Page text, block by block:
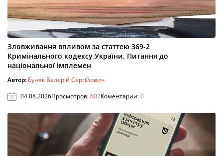
Зловживання впливом за статтею 369-2
Кримінального кодексу України. Питання до
національної імплемен
Автор: Буняк Валерій Сергійович
04.08.2026Просмотров:602Коментарии:0